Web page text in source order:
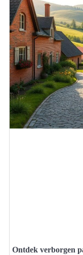
Ontdek verborgen